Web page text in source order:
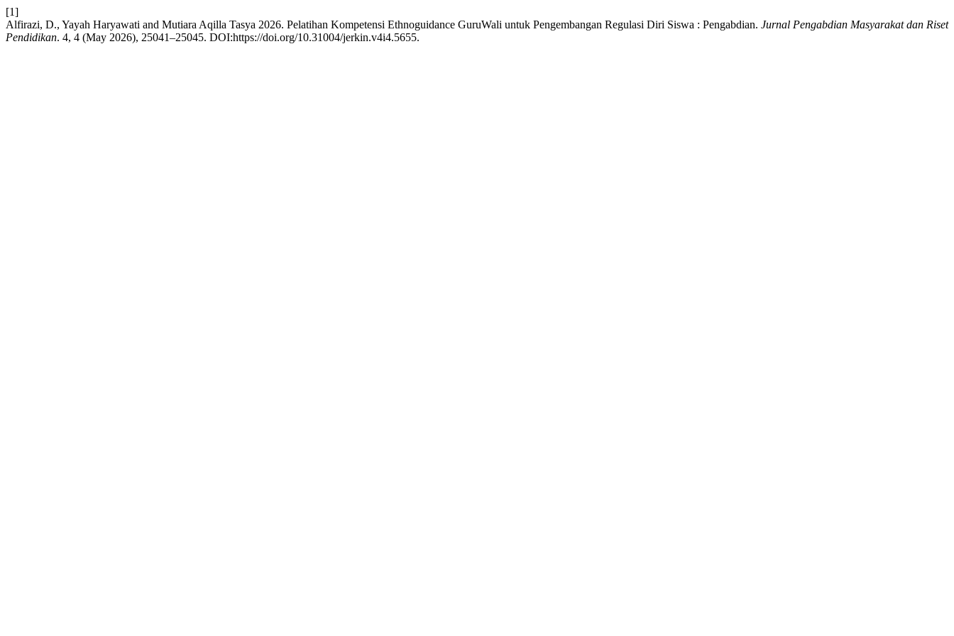
[1]
Alfirazi, D., Yayah Haryawati and Mutiara Aqilla Tasya 2026. Pelatihan Kompetensi Ethnoguidance GuruWali untuk Pengembangan Regulasi Diri Siswa : Pengabdian. Jurnal Pengabdian Masyarakat dan Riset
Pendidikan. 4, 4 (May 2026), 25041–25045. DOI:https://doi.org/10.31004/jerkin.v4i4.5655.